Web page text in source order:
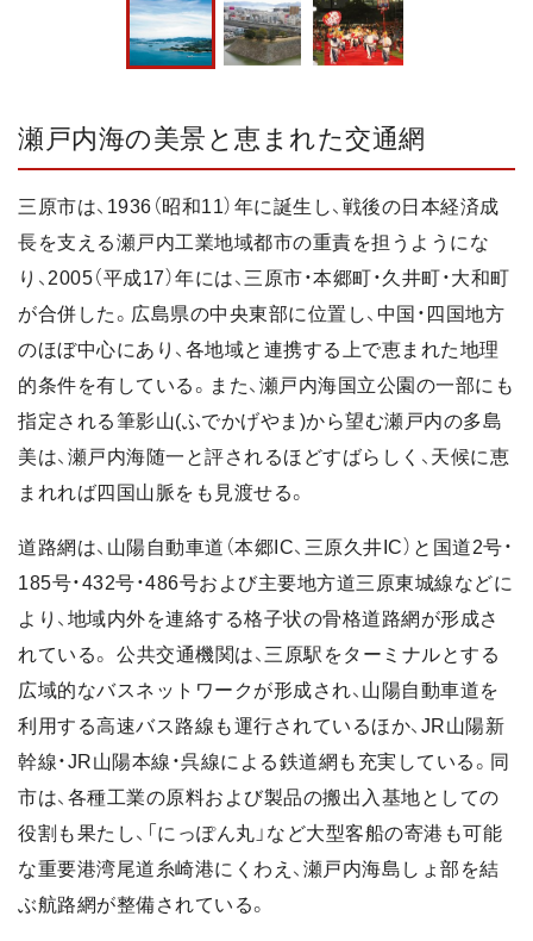
瀬戸内海の美景と恵まれた交通網
三原市は、1936（昭和11）年に誕生し、戦後の日本経済成
長を支える瀬戸内工業地域都市の重責を担うようにな
り、2005（平成17）年には、三原市・本郷町・久井町・大和町
が合併した。広島県の中央東部に位置し、中国・四国地方
のほぼ中心にあり、各地域と連携する上で恵まれた地理
的条件を有している。また、瀬戸内海国立公園の一部にも
指定される筆影山(ふでかげやま)から望む瀬戸内の多島
美は、瀬戸内海随一と評されるほどすばらしく、天候に恵
まれれば四国山脈をも見渡せる。
道路網は、山陽自動車道（本郷IC、三原久井IC）と国道2号・
185号・432号・486号および主要地方道三原東城線などに
より、地域内外を連絡する格子状の骨格道路網が形成さ
れている。 公共交通機関は、三原駅をターミナルとする
広域的なバスネットワークが形成され、山陽自動車道を
利用する高速バス路線も運行されているほか、JR山陽新
幹線・JR山陽本線・呉線による鉄道網も充実している。同
市は、各種工業の原料および製品の搬出入基地としての
役割も果たし、「にっぽん丸」など大型客船の寄港も可能
な重要港湾尾道糸崎港にくわえ、瀬戸内海島しょ部を結
ぶ航路網が整備されている。